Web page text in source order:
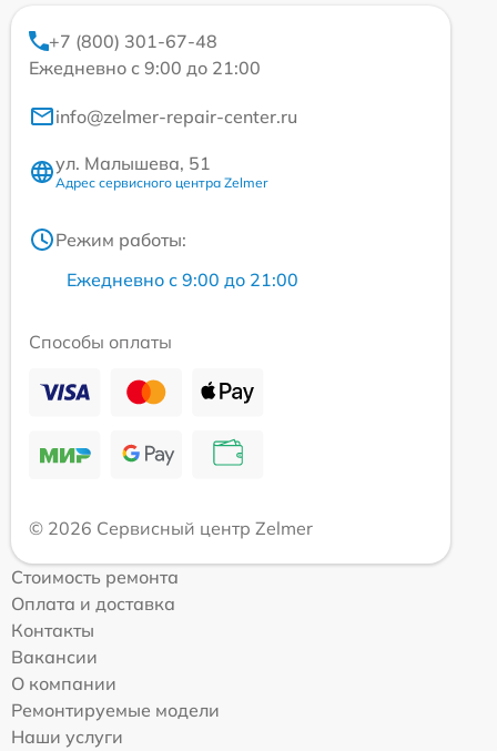
+7 (800) 301-67-48
Ежедневно с 9:00 до 21:00
info@zelmer-repair-center.ru
ул. Малышева, 51
Адрес сервисного центра Zelmer
Режим работы:
Ежедневно с 9:00 до 21:00
Способы оплаты
© 2026 Сервисный центр Zelmer
Стоимость ремонта
Оплата и доставка
Контакты
Вакансии
О компании
Ремонтируемые модели
Наши услуги